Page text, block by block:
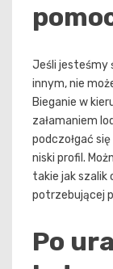
Jeśli jesteśmy
innym, nie
Bieganie w
załamaniem
podczołgać
niski profil.
takie jak szalik
potrzebującej
Po